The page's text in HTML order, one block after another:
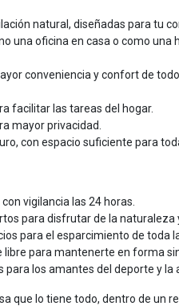
natural, diseñadas para tu
una oficina en casa o como una
conveniencia y confort de
facilitar las tareas del hogar.
mayor privacidad.
con espacio suficiente para
vigilancia las 24 horas.
para disfrutar de la naturaleza
para el esparcimiento de toda
libre para mantenerte en forma
para los amantes del deporte y la
que lo tiene todo, dentro de un